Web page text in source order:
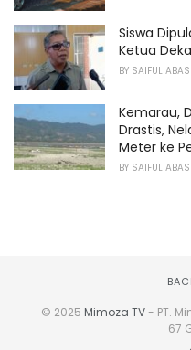
Siswa
Ketua
BY SAIFUL ABAS
Kemarau,
Drastis,
Meter ke
BY SAIFUL ABAS
© 2025 Mimoza TV- PT.
67